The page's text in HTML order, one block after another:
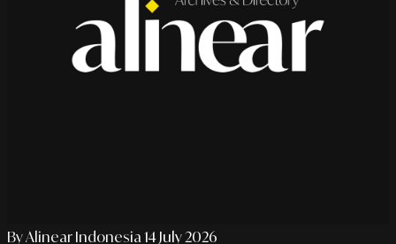
By Alinear Indonesia 14 July 2026